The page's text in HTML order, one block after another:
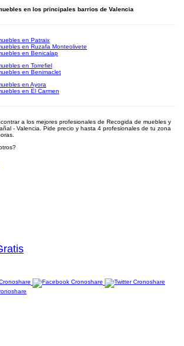
en los principales barrios de Valencia
en Patraix
en Ruzafa Monteolivete
en Benicalap
en Torrefiel
en Benimaclet
en Ayora
en El Carmen
a los mejores profesionales de Recogida de muebles y
- Valencia. Pide precio y hasta 4 profesionales de tu zona